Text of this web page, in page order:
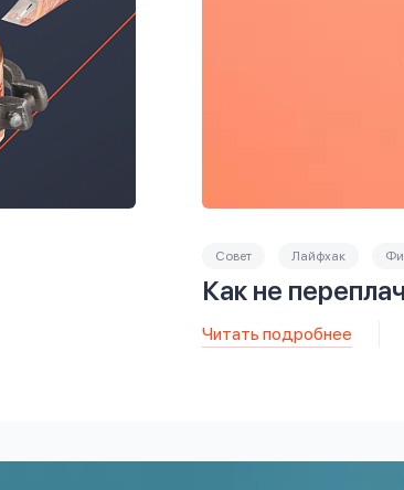
Совет Лайфхак
Как не
Читать подробнее